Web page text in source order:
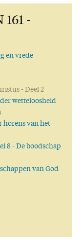
-
en vrede
- Deel 2
wetteloosheid
horens van het
8 - De boodschap
van God